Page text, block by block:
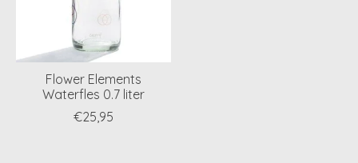
Flower Elements
Waterfles 0.7 liter
€25,95